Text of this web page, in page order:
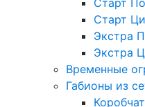
Старт
Старт
Экстра
Экстра
Временные
Габионы из